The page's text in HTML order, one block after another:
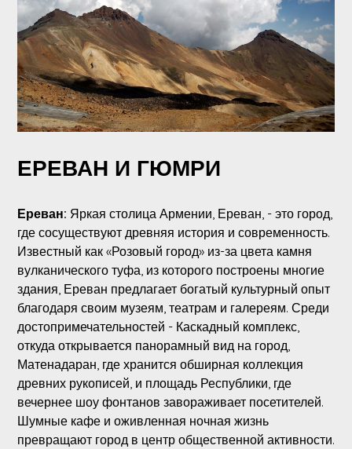
ЕРЕВАН И ГЮМРИ
Ереван: Яркая столица Армении, Ереван, - это город,
где сосуществуют древняя история и современность.
Известный как «Розовый город» из-за цвета камня
вулканического туфа, из которого построены многие
здания, Ереван предлагает богатый культурный опыт
благодаря своим музеям, театрам и галереям. Среди
достопримечательностей - Каскадный комплекс,
откуда открывается панорамный вид на город,
Матенадаран, где хранится обширная коллекция
древних рукописей, и площадь Республики, где
вечернее шоу фонтанов завораживает посетителей.
Шумные кафе и оживленная ночная жизнь
превращают город в центр общественной активности.